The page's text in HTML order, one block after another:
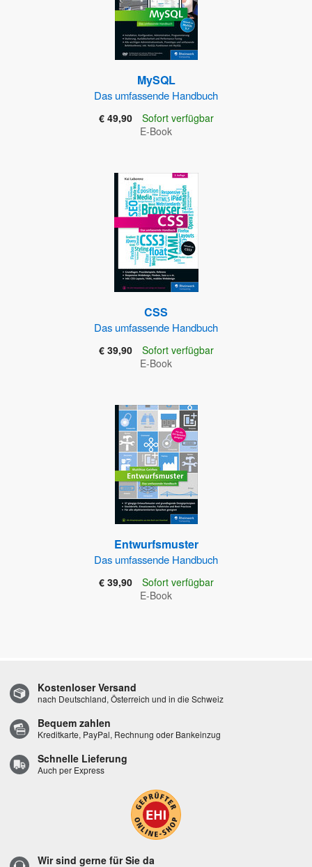
MySQL
Das umfassende Handbuch
€ 49,90
Sofort verfügbar
E-Book
CSS
Das umfassende Handbuch
€ 39,90
Sofort verfügbar
E-Book
Entwurfsmuster
Das umfassende Handbuch
€ 39,90
Sofort verfügbar
E-Book
Kostenloser Versand
nach Deutschland, Österreich und in die Schweiz
Bequem zahlen
Kreditkarte, PayPal, Rechnung oder Bankeinzug
Schnelle Lieferung
Auch per Express
Wir sind gerne für Sie da